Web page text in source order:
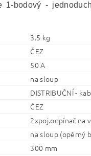
bodový -
3.5 kg
ČEZ
50 A
na sloup
DISTRIBUČNÍ -
ČEZ
2xpoj.odpínač na
na sloup (opěrný
300 mm